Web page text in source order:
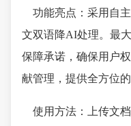
功能亮点：采用自
文双语降AI处理。最
保障承诺，确保用户
献管理，提供全方位
使用方法：上传文